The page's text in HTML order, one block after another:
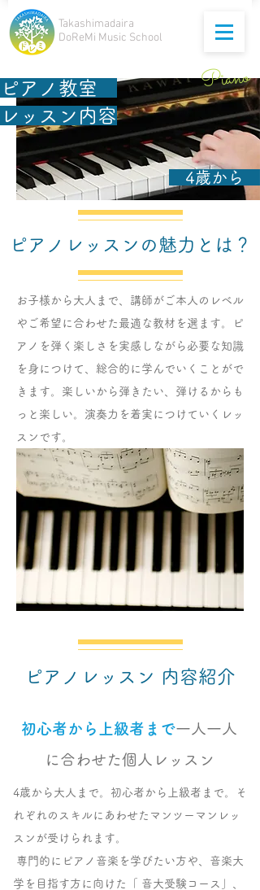
Takashimadaira
DoReMi Music School
ピアノ教室
レッスン内容
Piano
4歳から
ピアノレッスンの魅力とは？
お子様から大人まで、講師がご本人のレベル
やご希望に合わせた最適な教材を選ます。ピ
アノを弾く楽しさを実感しながら必要な知識
を身につけて、総合的に学んでいくことがで
きます。楽しいから弾きたい、弾けるからも
っと楽しい。演奏力を着実につけていくレッ
スンです。
ピアノレッスン 内容紹介
初心者から上級者まで一人一人
に合わせた個人レッスン
4歳から大人まで。初心者から上級者まで。そ
れぞれのスキルにあわせたマンツーマンレッ
スンが受けられます。
専門的にピアノ音楽を学びたい方や、音楽大
学を目指す方に向けた「 音大受験コース」、